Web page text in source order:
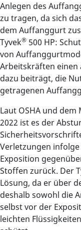
Anlegen des
zu tragen, da sich
dem Auffanggurt
Tyvek® 500 HP:
von
Arbeitskräften einen
dazu beiträgt, die
getragenen
Laut OSHA und
2022 ist es der
Verletzungen
Exposition
Stoffen zurück. Der
Lösung, da er über
deshalb sowohl die
selbst vor der
leichten